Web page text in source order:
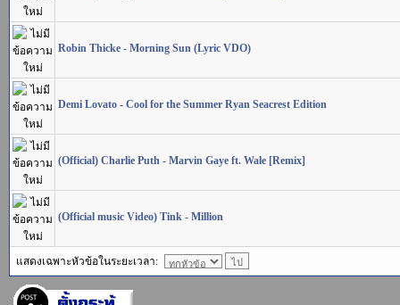
Robin Thicke - Morning Sun (Lyric VDO)
Demi Lovato - Cool for the Summer Ryan Seacrest Edition
(Official) Charlie Puth - Marvin Gaye ft. Wale [Remix]
(Official music Video) Tink - Million
แสดงเฉพาะหัวข้อในระยะเวลา: